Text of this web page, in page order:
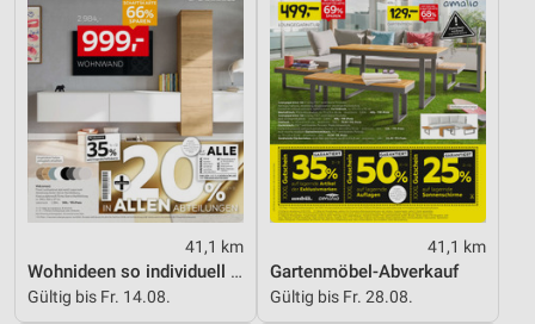
41,1 km
Wohnideen so individuell wie du!
Gültig bis Fr. 14.08.
41,1 km
Gartenmöbel-Abverkauf
Gültig bis Fr. 28.08.